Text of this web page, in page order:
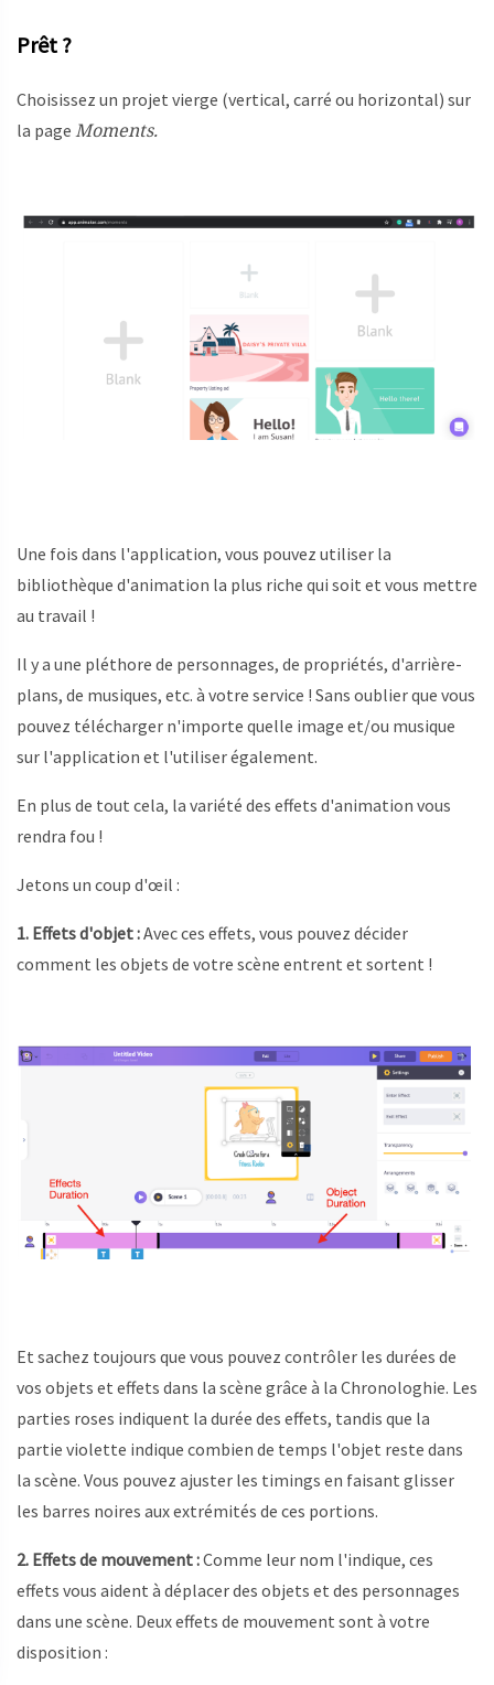
Prêt ?
Choisissez un projet vierge (vertical, carré ou horizontal) sur
la page Moments.
Une fois dans l'application, vous pouvez utiliser la
bibliothèque d'animation la plus riche qui soit et vous mettre
au travail !
Il y a une pléthore de personnages, de propriétés, d'arrière-
plans, de musiques, etc. à votre service ! Sans oublier que vous
pouvez télécharger n'importe quelle image et/ou musique
sur l'application et l'utiliser également.
En plus de tout cela, la variété des effets d'animation vous
rendra fou !
Jetons un coup d'œil :
1. Effets d'objet :Avec ces effets, vous pouvez décider
comment les objets de votre scène entrent et sortent !
Et sachez toujours que vous pouvez contrôler les durées de
vos objets et effets dans la scène grâce à la Chronologhie. Les
parties roses indiquent la durée des effets, tandis que la
partie violette indique combien de temps l'objet reste dans
la scène. Vous pouvez ajuster les timings en faisant glisser
les barres noires aux extrémités de ces portions.
2. Effets de mouvement :Comme leur nom l'indique, ces
effets vous aident à déplacer des objets et des personnages
dans une scène. Deux effets de mouvement sont à votre
disposition :